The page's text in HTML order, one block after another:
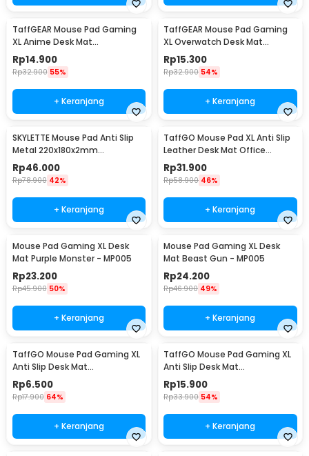
TaffGEAR Mouse Pad Gaming
XL Anime Desk Mat
800x300x2mm One Piece -
MP004
Rp14.900
Rp32.900 55%
+ Keranjang
TaffGEAR Mouse Pad Gaming
XL Overwatch Desk Mat
800x300x2mm Overwatch
Rp15.300
Rp32.900 54%
+ Keranjang
SKYLETTE Mouse Pad Anti Slip
Metal 220x180x2mm
220x180x2mm - SKY-053
Rp46.000
Rp78.900 42%
+ Keranjang
TaffGO Mouse Pad XL Anti Slip
Leather Desk Mat Office
800x400x1mm 400x800x1mm -
A47780
Rp31.900
Rp58.900 46%
+ Keranjang
Mouse Pad Gaming XL Desk
Mat Purple Monster - MP005
Rp23.200
Rp45.900 50%
+ Keranjang
Mouse Pad Gaming XL Desk
Mat Beast Gun - MP005
Rp24.200
Rp46.900 49%
+ Keranjang
TaffGO Mouse Pad Gaming XL
Anti Slip Desk Mat
240x310x2mm Speed - LS
Rp6.500
Rp17.900 64%
+ Keranjang
TaffGO Mouse Pad Gaming XL
Anti Slip Desk Mat
300x800x2mm Control - LS
Rp15.900
Rp33.900 54%
+ Keranjang